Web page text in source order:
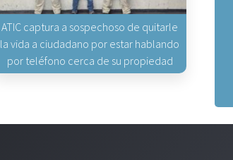
ATIC captura a sospechoso de quitarle
la vida a ciudadano por estar hablando
por teléfono cerca de su propiedad